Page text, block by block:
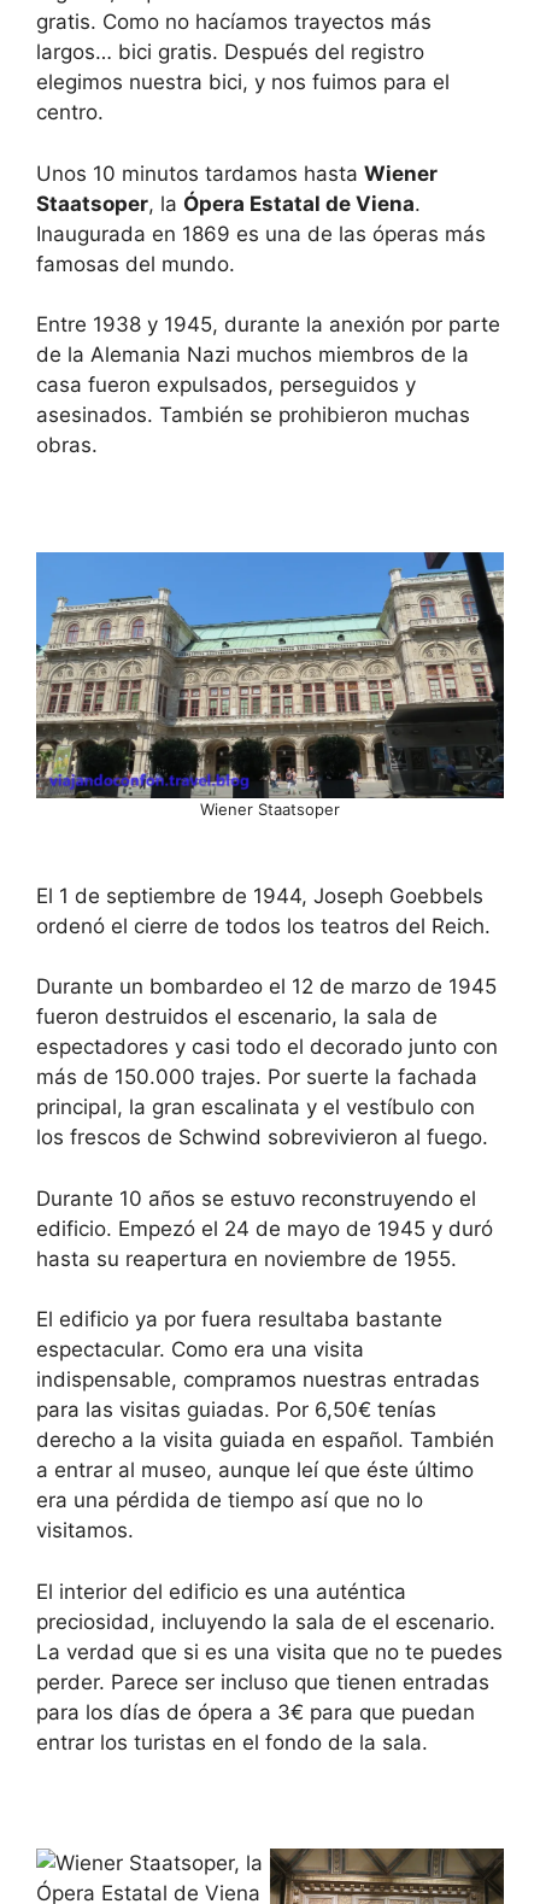
gratis. Como no hacíamos trayectos más
largos… bici gratis. Después del registro
elegimos nuestra bici, y nos fuimos para el
centro.
Unos 10 minutos tardamos hasta Wiener
Staatsoper, la Ópera Estatal de Viena.
Inaugurada en 1869 es una de las óperas más
famosas del mundo.
Entre 1938 y 1945, durante la anexión por parte
de la Alemania Nazi muchos miembros de la
casa fueron expulsados, perseguidos y
asesinados. También se prohibieron muchas
obras.
Wiener Staatsoper
El 1 de septiembre de 1944, Joseph Goebbels
ordenó el cierre de todos los teatros del Reich.
Durante un bombardeo el 12 de marzo de 1945
fueron destruidos el escenario, la sala de
espectadores y casi todo el decorado junto con
más de 150.000 trajes. Por suerte la fachada
principal, la gran escalinata y el vestíbulo con
los frescos de Schwind sobrevivieron al fuego.
Durante 10 años se estuvo reconstruyendo el
edificio. Empezó el 24 de mayo de 1945 y duró
hasta su reapertura en noviembre de 1955.
El edificio ya por fuera resultaba bastante
espectacular. Como era una visita
indispensable, compramos nuestras entradas
para las visitas guiadas. Por 6,50€ tenías
derecho a la visita guiada en español. También
a entrar al museo, aunque leí que éste último
era una pérdida de tiempo así que no lo
visitamos.
El interior del edificio es una auténtica
preciosidad, incluyendo la sala de el escenario.
La verdad que si es una visita que no te puedes
perder. Parece ser incluso que tienen entradas
para los días de ópera a 3€ para que puedan
entrar los turistas en el fondo de la sala.